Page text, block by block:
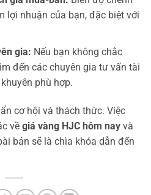
lợi nhuận của bạn, đặc biệt với
gia: Nếu bạn không chắc
đến các chuyên gia tư vấn tài
phù hợp.
cơ hội và thách thức. Việc
về giá vàng HJC hôm nay và
bản sẽ là chìa khóa dẫn đến